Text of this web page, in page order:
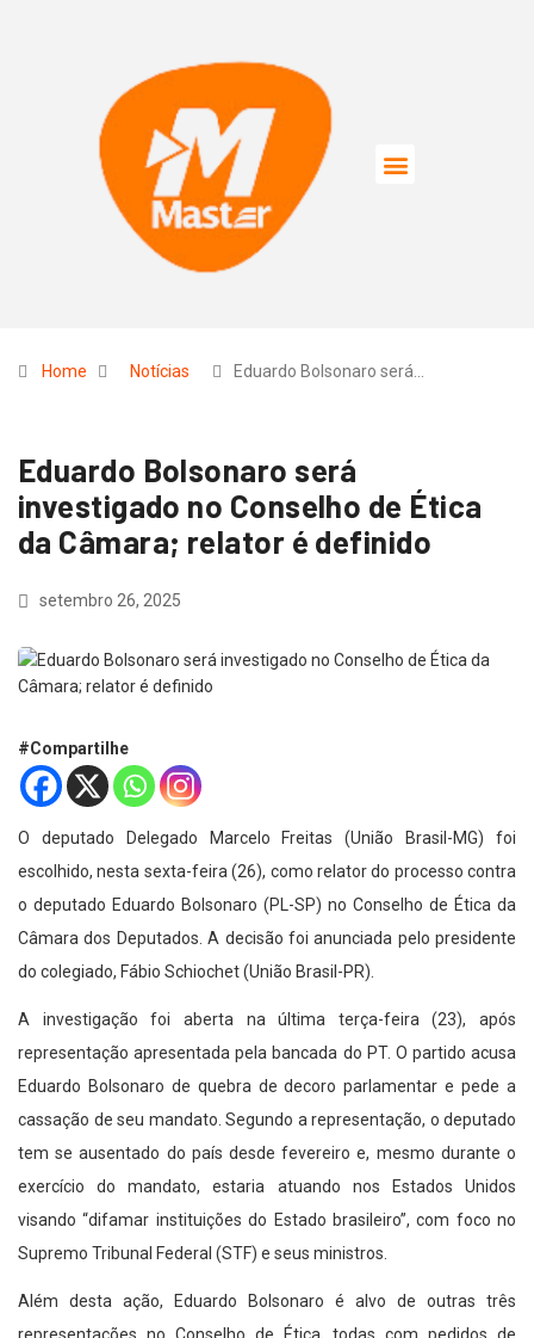
Home Notícias Eduardo Bolsonaro será…
Eduardo Bolsonaro será
investigado no Conselho de Ética
da Câmara; relator é definido
setembro 26, 2025
#Compartilhe
O deputado Delegado Marcelo Freitas (União Brasil-MG) foi
escolhido, nesta sexta-feira (26), como relator do processo contra
o deputado Eduardo Bolsonaro (PL-SP) no Conselho de Ética da
Câmara dos Deputados. A decisão foi anunciada pelo presidente
do colegiado, Fábio Schiochet (União Brasil-PR).
A investigação foi aberta na última terça-feira (23), após
representação apresentada pela bancada do PT. O partido acusa
Eduardo Bolsonaro de quebra de decoro parlamentar e pede a
cassação de seu mandato. Segundo a representação, o deputado
tem se ausentado do país desde fevereiro e, mesmo durante o
exercício do mandato, estaria atuando nos Estados Unidos
visando “difamar instituições do Estado brasileiro”, com foco no
Supremo Tribunal Federal (STF) e seus ministros.
Além desta ação, Eduardo Bolsonaro é alvo de outras três